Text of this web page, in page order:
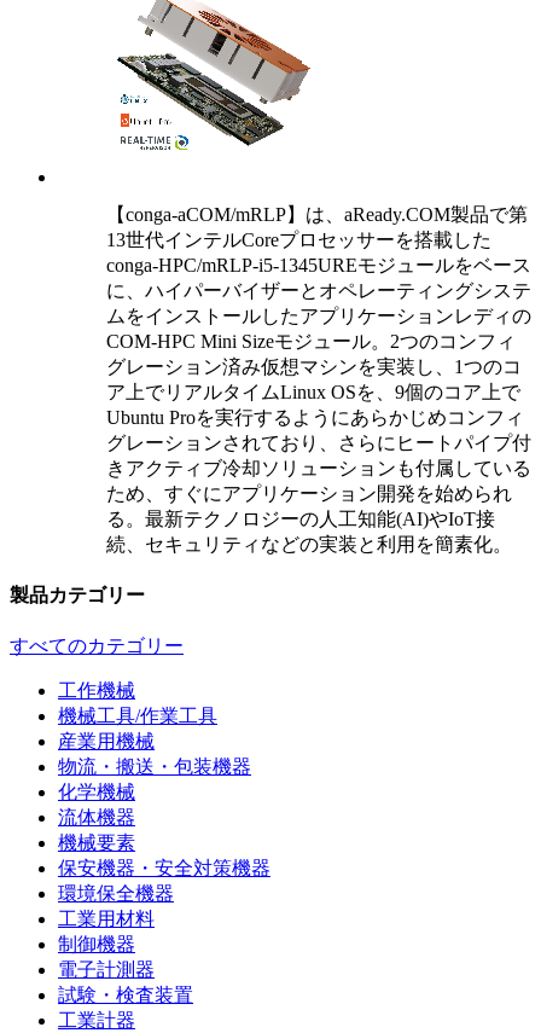
【conga-aCOM/mRLP】は、aReady.COM製品で第
13世代インテルCoreプロセッサーを搭載した
conga-HPC/mRLP-i5-1345UREモジュールをベース
に、ハイパーバイザーとオペレーティングシステ
ムをインストールしたアプリケーションレディの
COM-HPC Mini Sizeモジュール。2つのコンフィ
グレーション済み仮想マシンを実装し、1つのコ
ア上でリアルタイムLinux OSを、9個のコア上で
Ubuntu Proを実行するようにあらかじめコンフィ
グレーションされており、さらにヒートパイプ付
きアクティブ冷却ソリューションも付属している
ため、すぐにアプリケーション開発を始められ
る。最新テクノロジーの人工知能(AI)やIoT接
続、セキュリティなどの実装と利用を簡素化。
製品カテゴリー
すべてのカテゴリー
工作機械
機械工具/作業工具
産業用機械
物流・搬送・包装機器
化学機械
流体機器
機械要素
保安機器・安全対策機器
環境保全機器
工業用材料
制御機器
電子計測器
試験・検査装置
工業計器